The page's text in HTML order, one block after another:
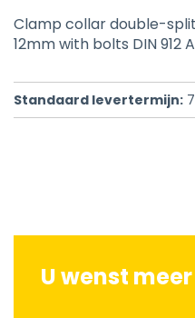
Clamp collar double-
12mm with bolts DIN 912
Standaard levertermijn: 7
U wenst